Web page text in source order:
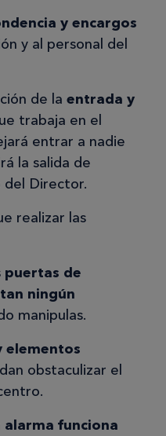
y encargos
y al personal del
de la entrada y
trabaja en el
entrar a nadie
la salida de
del Director.
realizar las
puertas de
ningún
manipulas.
elementos
obstaculizar el
alarma funciona